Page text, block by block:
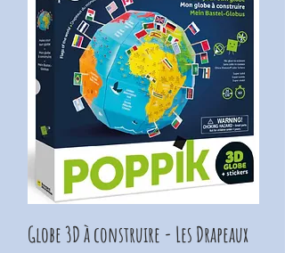
Globe 3D à construire - Les Drapeaux